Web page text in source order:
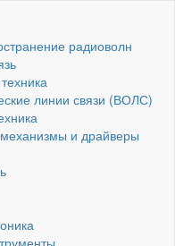
радиоволн
линии связи (ВОЛС)
и драйверы